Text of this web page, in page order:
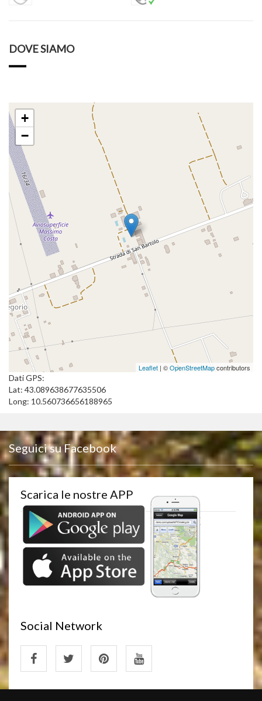
DOVE SIAMO
+
−
Leaflet | ©OpenStreetMapcontributors
Dati GPS:
Lat: 43.089638677635506
Long: 10.560736656188965
Seguici su Facebook
Scarica le nostre APP
Social Network